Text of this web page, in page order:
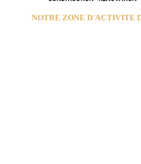
NOTRE ZONE D'ACTIVITE